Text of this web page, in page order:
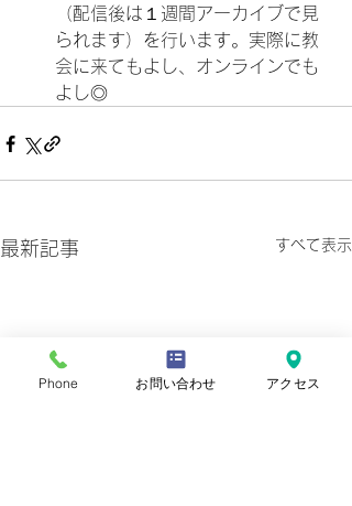
（配信後は１週間アーカイブで見
られます）を行います。実際に教
会に来てもよし、オンラインでも
よし◎
最新記事 すべて表示
Phone お問い合わせ アクセス